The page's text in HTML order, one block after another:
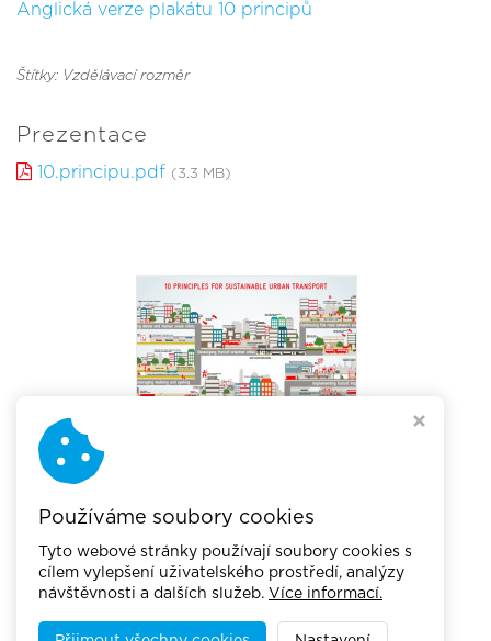
Anglická verze plakátu 10 principů
Štítky: Vzdělávací rozměr
Prezentace
10.principu.pdf (3.3 MB)
Používáme soubory cookies
Tyto webové stránky používají soubory cookies s
cílem vylepšení uživatelského prostředí, analýzy
návštěvnosti a dalších služeb. Více informací.